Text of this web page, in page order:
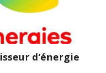
d’énergie